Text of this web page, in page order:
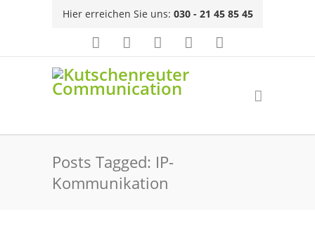
Hier erreichen Sie uns: 030 - 21 45 85 45
Posts Tagged: IP-
Kommunikation